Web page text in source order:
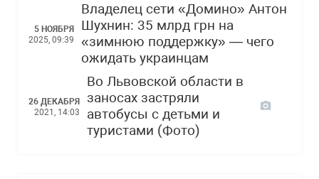
5 НОЯБРЯ
2025, 09:39
Владелец сети «Домино» Антон
Шухнин: 35 млрд грн на
«зимнюю поддержку» — чего
ожидать украинцам
26 ДЕКАБРЯ
2021, 14:03
Во Львовской области в
заносах застряли
автобусы с детьми и
туристами (Фото)